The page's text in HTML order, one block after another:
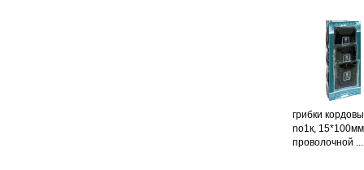
грибки
no1к,
проволочной ...